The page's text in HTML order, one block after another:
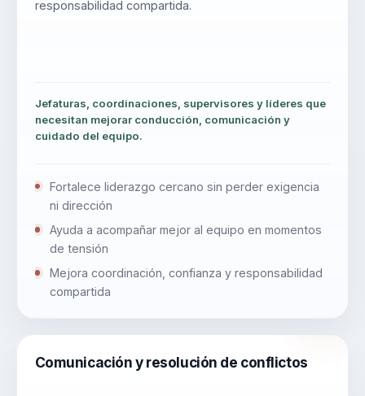
responsabilidad compartida.
Jefaturas, coordinaciones, supervisores y líderes que
necesitan mejorar conducción, comunicación y
cuidado del equipo.
Fortalece liderazgo cercano sin perder exigencia
ni dirección
Ayuda a acompañar mejor al equipo en momentos
de tensión
Mejora coordinación, confianza y responsabilidad
compartida
Comunicación y resolución de conflictos